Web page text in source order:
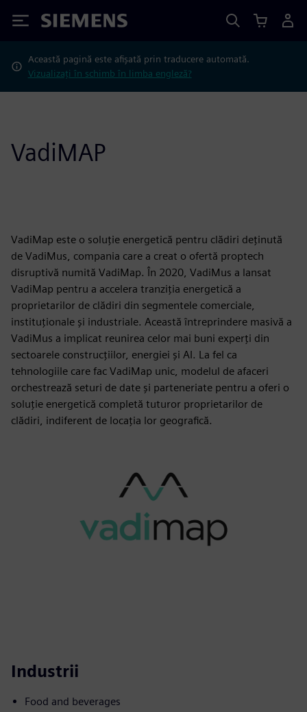
Siemens
Această pagină este afișată prin traducere automată.
Vizualizați în schimb în limba engleză?
VadiMAP
VadiMap este o soluție energetică pentru clădiri deținută
de VadiMus, compania care a creat o ofertă proptech
disruptivă numită VadiMap. În 2020, VadiMus a lansat
VadiMap pentru a accelera tranziția energetică a
proprietarilor de clădiri din segmentele comerciale,
instituționale și industriale. Această întreprindere masivă a
VadiMus a implicat reunirea celor mai buni experți din
sectoarele construcțiilor, energiei și AI. La fel ca
tehnologiile care fac VadiMap unic, modelul de afaceri
orchestrează seturi de date și parteneriate pentru a oferi o
soluție energetică completă tuturor proprietarilor de
clădiri, indiferent de locația lor geografică.
Industrii
Food and beverages